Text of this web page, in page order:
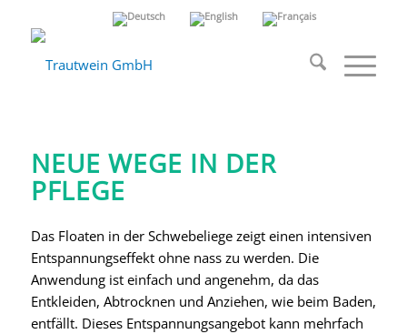
Schwebeliege
Thermo-Spa
NEUE WEGE IN DER
PFLEGE
Das Floaten in der Schwebeliege zeigt einen intensiven
Entspannungseffekt ohne nass zu werden. Die
Anwendung ist einfach und angenehm, da das
Entkleiden, Abtrocknen und Anziehen, wie beim Baden,
entfällt. Dieses Entspannungsangebot kann mehrfach